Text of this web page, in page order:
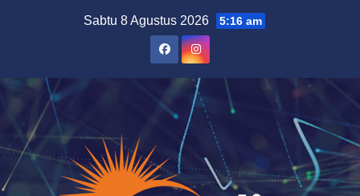
Sabtu 8 Agustus 2026 5:16 am